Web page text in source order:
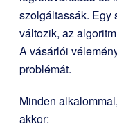
szolgáltassák. Egy
változik, az
A vásárlói
problémát.
Minden
akkor: